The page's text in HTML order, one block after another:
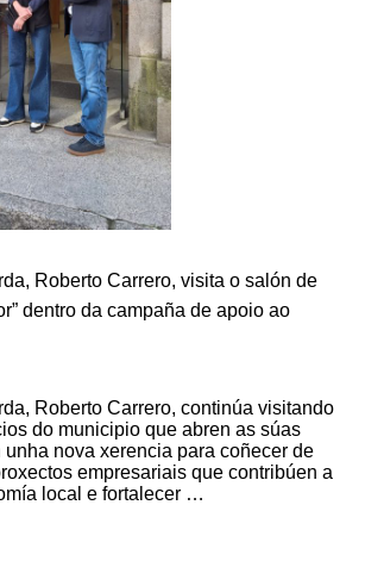
Roberto Carrero, visita o salón de
dentro da campaña de apoio ao
Roberto Carrero, continúa visitando
do municipio que abren as súas
unha nova xerencia para coñecer de
empresariais que contribúen a
local e fortalecer …